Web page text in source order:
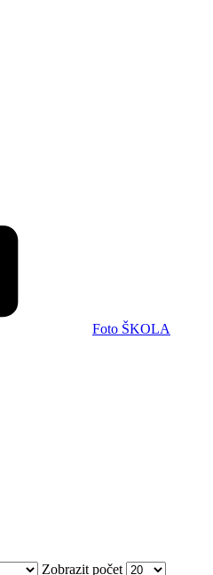
Foto ŠKOLA
Zobrazit počet